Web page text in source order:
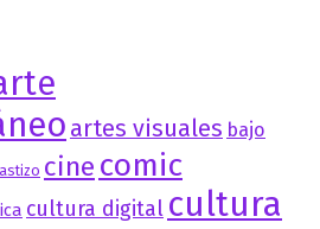
artes visuales bajo
cine comic
cultura digital cultura